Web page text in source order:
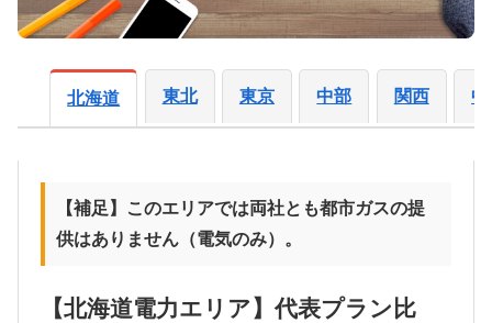
北海道 東北 東京 中部 関西 中
【補足】このエリアでは両社とも都市ガスの提
供はありません（電気のみ）。
【北海道電力エリア】代表プラン比